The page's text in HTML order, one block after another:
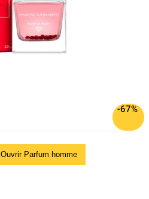
-67%
Ouvrir Parfum homme